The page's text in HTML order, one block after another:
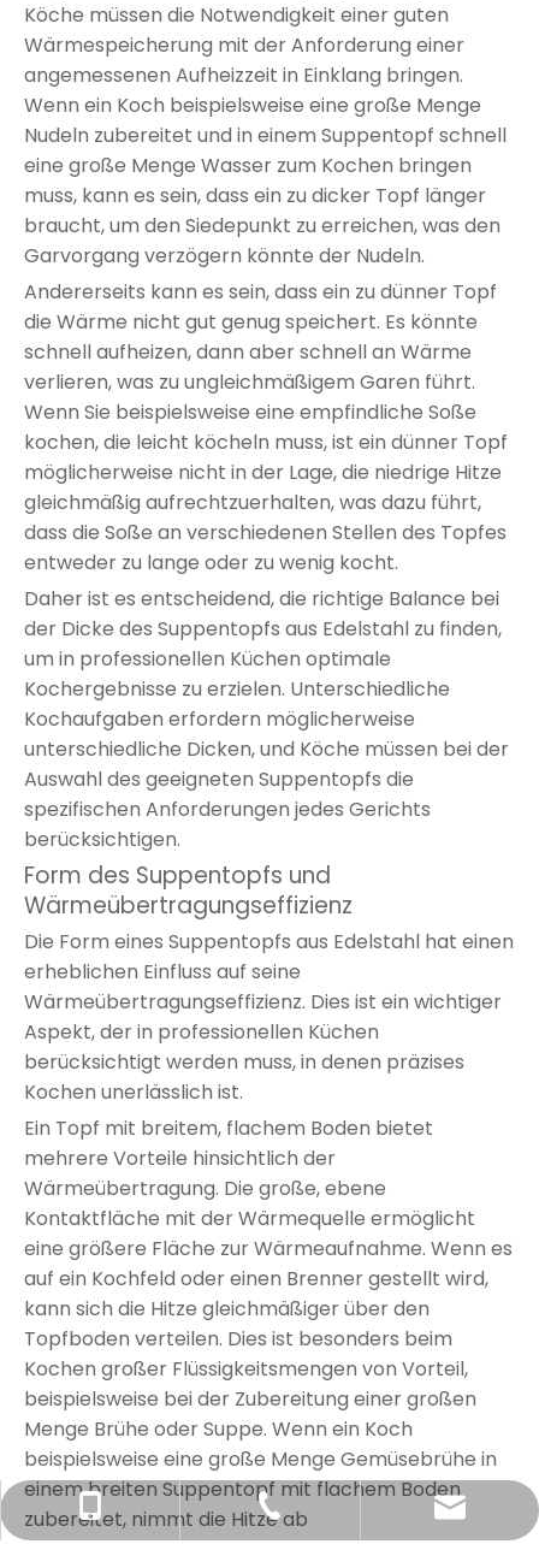
Köche müssen die Notwendigkeit einer guten
Wärmespeicherung mit der Anforderung einer
angemessenen Aufheizzeit in Einklang bringen.
Wenn ein Koch beispielsweise eine große Menge
Nudeln zubereitet und in einem Suppentopf schnell
eine große Menge Wasser zum Kochen bringen
muss, kann es sein, dass ein zu dicker Topf länger
braucht, um den Siedepunkt zu erreichen, was den
Garvorgang verzögern könnte der Nudeln.
Andererseits kann es sein, dass ein zu dünner Topf
die Wärme nicht gut genug speichert. Es könnte
schnell aufheizen, dann aber schnell an Wärme
verlieren, was zu ungleichmäßigem Garen führt.
Wenn Sie beispielsweise eine empfindliche Soße
kochen, die leicht köcheln muss, ist ein dünner Topf
möglicherweise nicht in der Lage, die niedrige Hitze
gleichmäßig aufrechtzuerhalten, was dazu führt,
dass die Soße an verschiedenen Stellen des Topfes
entweder zu lange oder zu wenig kocht.
Daher ist es entscheidend, die richtige Balance bei
der Dicke des Suppentopfs aus Edelstahl zu finden,
um in professionellen Küchen optimale
Kochergebnisse zu erzielen. Unterschiedliche
Kochaufgaben erfordern möglicherweise
unterschiedliche Dicken, und Köche müssen bei der
Auswahl des geeigneten Suppentopfs die
spezifischen Anforderungen jedes Gerichts
berücksichtigen.
Form des Suppentopfs und
Wärmeübertragungseffizienz
Die Form eines Suppentopfs aus Edelstahl hat einen
erheblichen Einfluss auf seine
Wärmeübertragungseffizienz. Dies ist ein wichtiger
Aspekt, der in professionellen Küchen
berücksichtigt werden muss, in denen präzises
Kochen unerlässlich ist.
Ein Topf mit breitem, flachem Boden bietet
mehrere Vorteile hinsichtlich der
Wärmeübertragung. Die große, ebene
Kontaktfläche mit der Wärmequelle ermöglicht
eine größere Fläche zur Wärmeaufnahme. Wenn es
auf ein Kochfeld oder einen Brenner gestellt wird,
kann sich die Hitze gleichmäßiger über den
Topfboden verteilen. Dies ist besonders beim
Kochen großer Flüssigkeitsmengen von Vorteil,
beispielsweise bei der Zubereitung einer großen
Menge Brühe oder Suppe. Wenn ein Koch
beispielsweise eine große Menge Gemüsebrühe in
einem breiten Suppentopf mit flachem Boden
zubereitet, nimmt die Hitze ab
+86-135-0023-7326
+86-75-0375-2818
kevinlai0023@gmail.com